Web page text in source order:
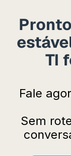
TI
Fale
Sem